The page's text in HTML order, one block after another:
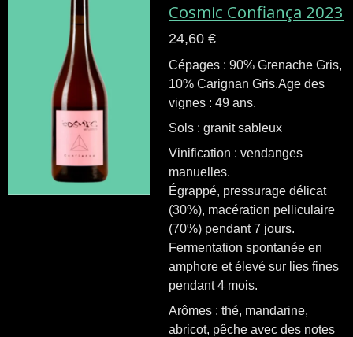
Cosmic Confiança 2023
24,60 €
Cépages : 90% Grenache Gris,
10% Carignan Gris.Age des
vignes : 49 ans.
Sols : granit sableux
Vinification : vendanges
manuelles.
Égrappé, pressurage délicat
(30%), macération pelliculaire
(70%) pendant 7 jours.
Fermentation spontanée en
amphore et élevé sur lies fines
pendant 4 mois.
Arômes : thé, mandarine,
abricot, pêche avec des notes